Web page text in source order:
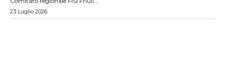
23 Luglio 2026